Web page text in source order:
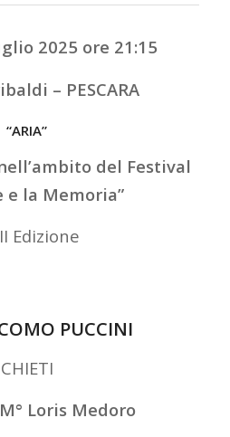
2025 ore 21:15
– PESCARA
“ARIA”
del Festival
e la Memoria”
Edizione
PUCCINI
CHIETI
Loris Medoro